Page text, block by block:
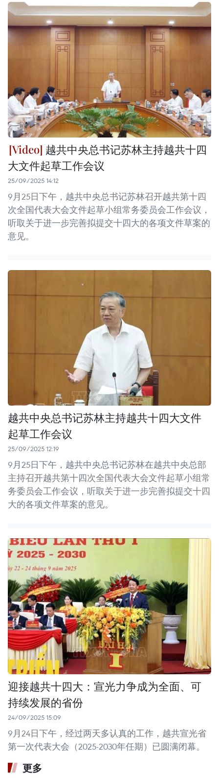
越共中央总书记苏林主持越共十四
大文件起草工作会议
25/09/2025 14:12
9月25日下午，越共中央总书记苏林召开越共第十四
次全国代表大会文件起草小组常务委员会工作会议，
听取关于进一步完善拟提交十四大的各项文件草案的
意见。
越共中央总书记苏林主持越共十四大文件
起草工作会议
25/09/2025 12:19
9月25日下午，越共中央总书记苏林在越共中央总部
主持召开越共第十四次全国代表大会文件起草小组常
务委员会工作会议，听取关于进一步完善拟提交十四
大的各项文件草案的意见。
迎接越共十四大：宣光力争成为全面、可
持续发展的省份
24/09/2025 15:09
9月24日下午，经过两天多认真的工作，越共宣光省
第一次代表大会（2025-2030年任期）已圆满闭幕。
更多